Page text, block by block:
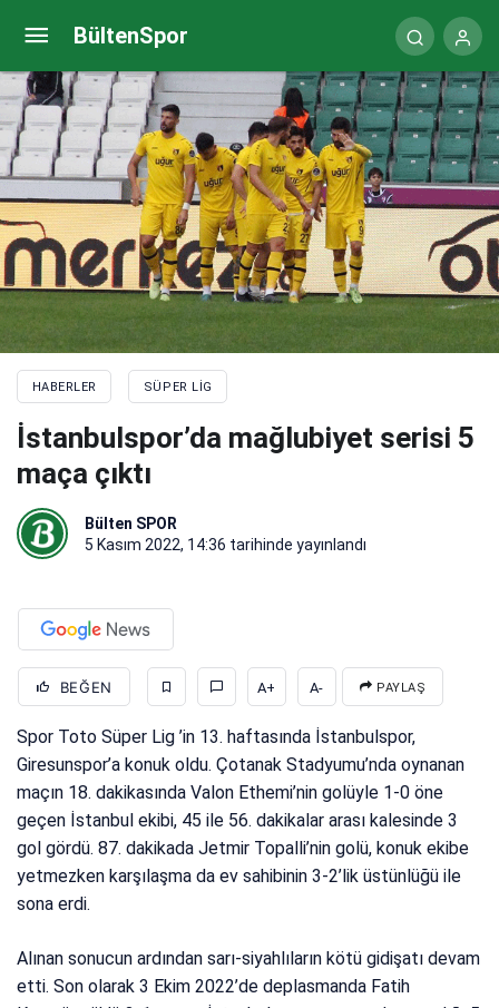
BültenSpor
HABERLER SÜPER LIG
İstanbulspor’da mağlubiyet serisi 5
maça çıktı
Bülten SPOR
5 Kasım 2022, 14:36 tarihinde yayınlandı
BEĞEN A+ A- PAYLAŞ
Spor Toto Süper Lig ’in 13. haftasında İstanbulspor,
Giresunspor’a konuk oldu. Çotanak Stadyumu’nda oynanan
maçın 18. dakikasında Valon Ethemi’nin golüyle 1-0 öne
geçen İstanbul ekibi, 45 ile 56. dakikalar arası kalesinde 3
gol gördü. 87. dakikada Jetmir Topalli’nin golü, konuk ekibe
yetmezken karşılaşma da ev sahibinin 3-2’lik üstünlüğü ile
sona erdi.
Alınan sonucun ardından sarı-siyahlıların kötü gidişatı devam
etti. Son olarak 3 Ekim 2022’de deplasmanda Fatih
Fenerbahçe’li Bright Osayi Samuel’e, Premier
Lig’den talip!